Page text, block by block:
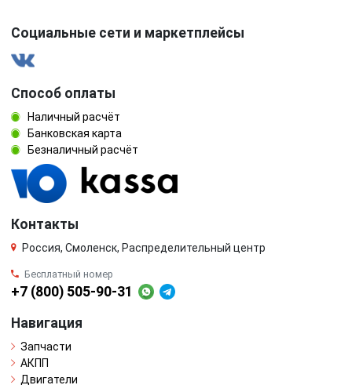
Социальные сети и маркетплейсы
Способ оплаты
Наличный расчёт
Банковская карта
Безналичный расчёт
Контакты
Россия, Смоленск, Распределительный центр
Бесплатный номер
+7 (800) 505-90-31
Навигация
Запчасти
АКПП
Двигатели